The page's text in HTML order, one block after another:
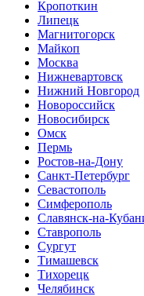
Кропоткин
Липецк
Магнитогорск
Майкоп
Москва
Нижневартовск
Нижний Новгород
Новороссийск
Новосибирск
Омск
Пермь
Ростов-на-Дону
Санкт-Петербург
Севастополь
Симферополь
Славянск-на-
Ставрополь
Сургут
Тимашевск
Тихорецк
Челябинск